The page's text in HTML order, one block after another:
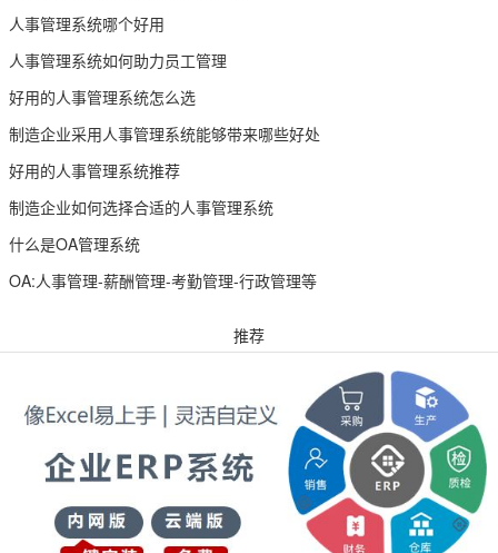
人事管理系统哪个好用
人事管理系统如何助力员工管理
好用的人事管理系统怎么选
制造企业采用人事管理系统能够带来哪些好处
好用的人事管理系统推荐
制造企业如何选择合适的人事管理系统
什么是OA管理系统
OA:人事管理-薪酬管理-考勤管理-行政管理等
推荐